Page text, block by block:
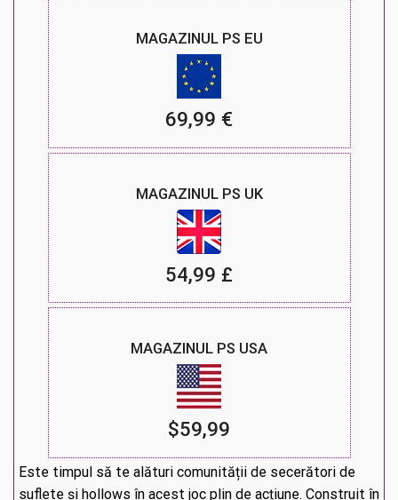
MAGAZINUL PS EU
69,99 €
MAGAZINUL PS UK
54,99 £
MAGAZINUL PS USA
$59,99
Este timpul să te alături comunității de secerători de
suflete și hollows în acest joc plin de acțiune. Construit în